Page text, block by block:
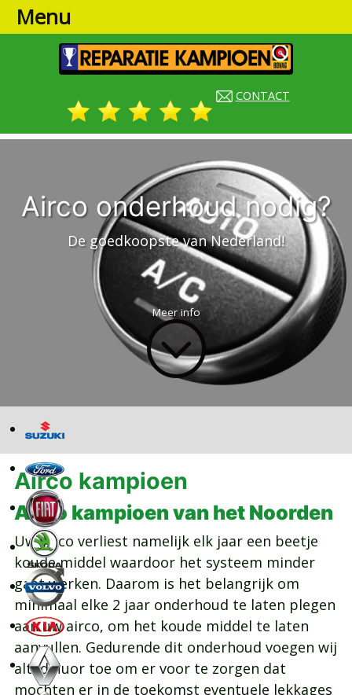
CONTACT
Airco onderhoud nodig?
De goedkoopste van Nederland!
Meer info
Airco kampioen
Airco kampioen van het Noorden
Uw airco verliest namelijk elk jaar een beetje
koude middel waardoor het systeem minder
gaat werken. Daarom is het belangrijk om
minimaal elke 2 jaar onderhoud te laten plegen
aan uw airco, om het koude middel te laten
aanvullen. Gedurende dit onderhoud voegen wij
altijd fluor toe om er voor te zorgen dat
mochten er in de toekomst eventuele lekkages
Menu